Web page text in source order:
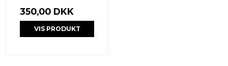
350,00 DKK
VIS PRODUKT